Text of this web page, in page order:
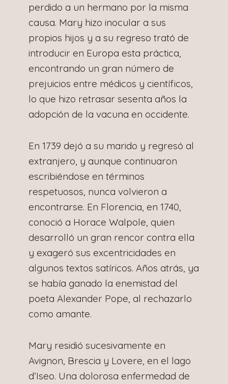
perdido a un hermano por la misma
causa. Mary hizo inocular a sus
propios hijos y a su regreso trató de
introducir en Europa esta práctica,
encontrando un gran número de
prejuicios entre médicos y científicos,
lo que hizo retrasar sesenta años la
adopción de la vacuna en occidente.
En 1739 dejó a su marido y regresó al
extranjero, y aunque continuaron
escribiéndose en términos
respetuosos, nunca volvieron a
encontrarse. En Florencia, en 1740,
conoció a Horace Walpole, quien
desarrolló un gran rencor contra ella
y exageró sus excentricidades en
algunos textos satíricos. Años atrás, ya
se había ganado la enemistad del
poeta Alexander Pope, al rechazarlo
como amante.
Mary residió sucesivamente en
Avignon, Brescia y Lovere, en el lago
d’Iseo. Una dolorosa enfermedad de